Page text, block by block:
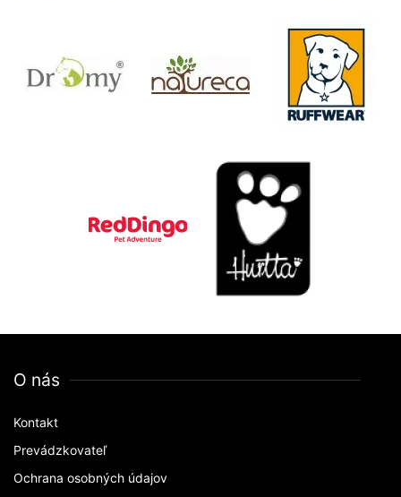
O nás
Kontakt
Prevádzkovateľ
Ochrana osobných údajov